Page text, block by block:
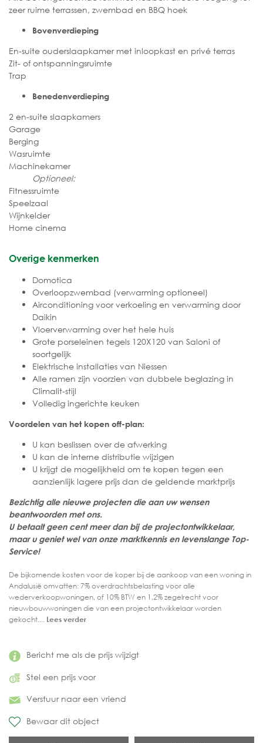
Bericht me als de prijs wijzigt
Stel een prijs voor
Verstuur naar een vriend
Bewaar dit object
zeer ruime terrassen, zwembad en BBQ hoek
Bovenverdieping
En-suite ouderslaapkamer met inloopkast en privé terras
Zit- of ontspanningsruimte
Trap
Benedenverdieping
2 en-suite slaapkamers
Garage
Berging
Wasruimte
Machinekamer
Optioneel:
Fitnessruimte
Speelzaal
Wijnkelder
Home cinema
Overige kenmerken
Domotica
Overloopzwembad (verwarming optioneel)
Airconditioning voor verkoeling en verwarming door
Daikin
Vloerverwarming over het hele huis
Grote porseleinen tegels 120X120 van Saloni of
soortgelijk
Elektrische installaties van Niessen
Alle ramen zijn voorzien van dubbele beglazing in
Climalit-stijl
Volledig ingerichte keuken
Voordelen van het kopen off-plan:
U kan beslissen over de afwerking
U kan de interne distributie wijzigen
U krijgt de mogelijkheid om te kopen tegen een
aanzienlijk lagere prijs dan de geldende marktprijs
Bezichtig alle nieuwe projecten die aan uw wensen
beantwoorden met ons.
U betaalt geen cent meer dan bij de projectontwikkelaar,
maar u geniet wel van onze marktkennis en levenslange Top-
Service!
De bijkomende kosten voor de koper bij de aankoop van een woning in
Andalusië omvatten: 7% overdrachtsbelasting voor alle
wederverkoopwoningen, of 10% BTW en 1,2% zegelrecht voor
nieuwbouwwoningen die van een projectontwikkelaar worden
gekocht.... Lees verder